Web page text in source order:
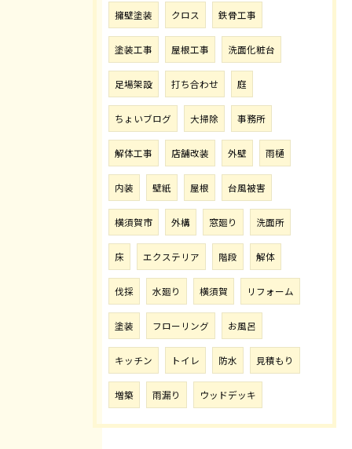
擁壁塗装 クロス 鉄骨工事
塗装工事 屋根工事 洗面化粧台
足場架設 打ち合わせ 庭
ちょいブログ 大掃除 事務所
解体工事 店舗改装 外壁 雨樋
内装 壁紙 屋根 台風被害
横須賀市 外構 窓廻り 洗面所
床 エクステリア 階段 解体
伐採 水廻り 横須賀 リフォーム
塗装 フローリング お風呂
キッチン トイレ 防水 見積もり
増築 雨漏り ウッドデッキ